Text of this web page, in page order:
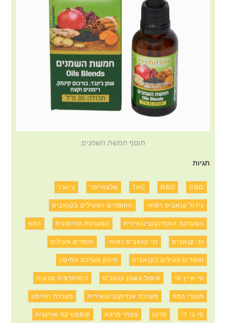
תוסף חמשת השמנים
תגיות
CBD
RSO
THC אלצהיימר ג'ינג'ר
גידול קנאביס רפואי החומרים הפעילים בקנאביס
המערכת האנדוקנבינואידית המערכת החיסונית המפ
זני קנאביס זני קנאביס רפואי חומרים פעילים
חומרים פעילים בקנאביס חיזוק מערכת החיסון
טי אייץ סי טיפול בשמן קנאביס כימותרפיה טבעית
מוצרי המפ מערכת אנדוקנבינואידית מערכת החיסון
סי בי די סרטן צמחי מרפא קוסמטיקה אורגנית